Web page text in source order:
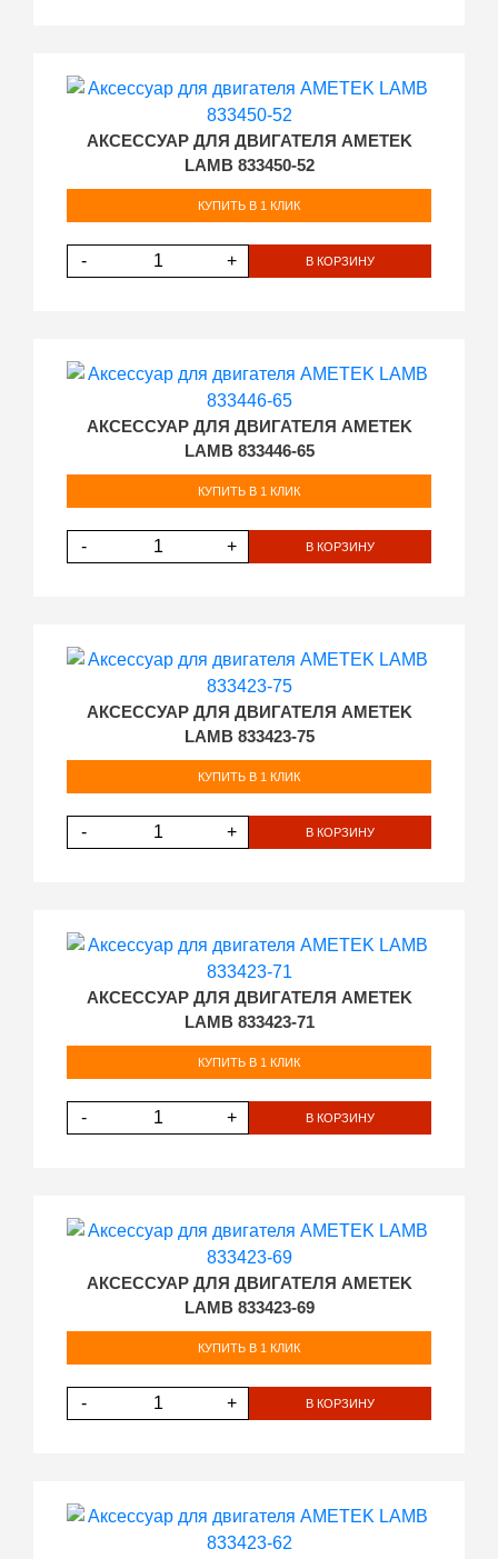
АКСЕССУАР ДЛЯ ДВИГАТЕЛЯ AMETEK
LAMB 833450-52
КУПИТЬ В 1 КЛИК
- + В КОРЗИНУ
АКСЕССУАР ДЛЯ ДВИГАТЕЛЯ AMETEK
LAMB 833446-65
КУПИТЬ В 1 КЛИК
- + В КОРЗИНУ
АКСЕССУАР ДЛЯ ДВИГАТЕЛЯ AMETEK
LAMB 833423-75
КУПИТЬ В 1 КЛИК
- + В КОРЗИНУ
АКСЕССУАР ДЛЯ ДВИГАТЕЛЯ AMETEK
LAMB 833423-71
КУПИТЬ В 1 КЛИК
- + В КОРЗИНУ
АКСЕССУАР ДЛЯ ДВИГАТЕЛЯ AMETEK
LAMB 833423-69
КУПИТЬ В 1 КЛИК
- + В КОРЗИНУ